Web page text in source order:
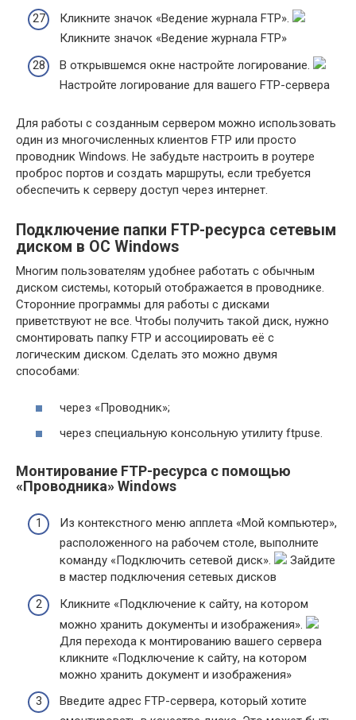
Кликните значок «Ведение журнала FTP».
Кликните значок «Ведение журнала FTP»
В открывшемся окне настройте логирование.
Настройте логирование для вашего FTP-сервера
Для работы с созданным сервером можно использовать
один из многочисленных клиентов FTP или просто
проводник Windows. Не забудьте настроить в роутере
проброс портов и создать маршруты, если требуется
обеспечить к серверу доступ через интернет.
Подключение папки FTP-ресурса сетевым
диском в ОС Windows
Многим пользователям удобнее работать с обычным
диском системы, который отображается в проводнике.
Сторонние программы для работы с дисками
приветствуют не все. Чтобы получить такой диск, нужно
смонтировать папку FTP и ассоциировать её с
логическим диском. Сделать это можно двумя
способами:
через «Проводник»;
через специальную консольную утилиту ftpuse.
Монтирование FTP-ресурса с помощью
«Проводника» Windows
Из контекстного меню апплета «Мой компьютер»,
расположенного на рабочем столе, выполните
команду «Подключить сетевой диск».
Зайдите
в мастер подключения сетевых дисков
Кликните «Подключение к сайту, на котором
можно хранить документы и изображения».
Для перехода к монтированию вашего сервера
кликните «Подключение к сайту, на котором
можно хранить документ и изображения»
Введите адрес FTP-сервера, который хотите